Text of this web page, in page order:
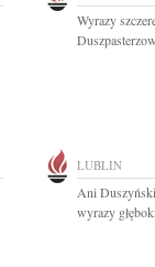
Wyrazy
LUBLIN
Ani
wyrazy